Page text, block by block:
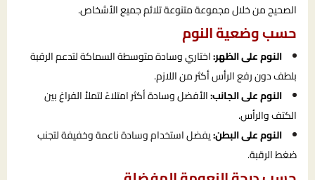
الصحيح من خلال مجموعة متنوعة تلائم جميع الأشخاص.
حسب وضعية النوم
النوم على الظهر:اختاري وسادة متوسطة السماكة لتدعم الرقبة
بلطف دون رفع الرأس أكثر من اللازم.
النوم على الجانب:الأفضل وسادة أكثر امتلاءً لتملأ الفراغ بين
الكتف والرأس.
النوم على البطن:يفضل استخدام وسادة ناعمة وخفيفة لتجنب
ضغط الرقبة.